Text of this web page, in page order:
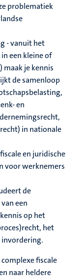
problematiek
- vanuit het
een kleine of
je kennis
de samenloop
en
in nationale
en juridische
voor werknemers
de
een
op het
het
invordering.
fiscale
naar heldere